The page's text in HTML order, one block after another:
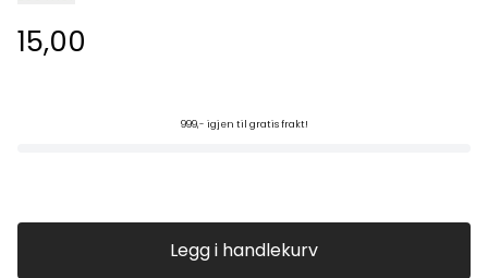
15,00
999,- igjen til gratis frakt!
Legg i handlekurv